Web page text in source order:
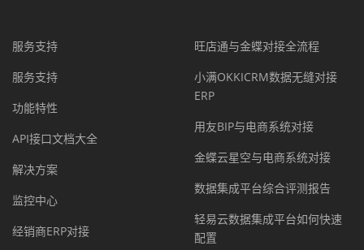
服务支持
服务支持
功能特性
API接口文档大全
解决方案
监控中心
经销商ERP对接
旺店通与金蝶对接全流程
小满OKKICRM数据无缝对接
ERP
用友BIP与电商系统对接
金蝶云星空与电商系统对接
数据集成平台综合评测报告
轻易云数据集成平台如何快速
配置